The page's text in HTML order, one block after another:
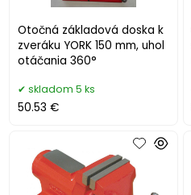
Otočná základová doska k
zveráku YORK 150 mm, uhol
otáčania 360°
skladom 5 ks
50.53 €